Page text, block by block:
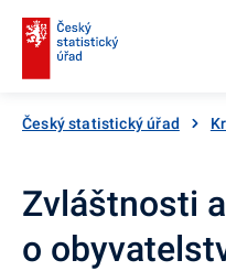
Český statistický úřad
Zvláštnosti
o